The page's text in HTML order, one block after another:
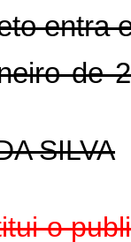
entra
de
SILVA
o